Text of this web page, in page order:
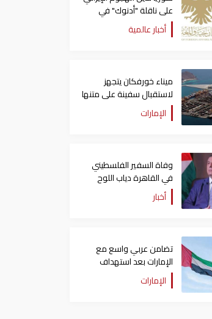
على ناقلة "أدنوك" في
مضيق هرمز ‏
أخبار عالمية
ميناء خورفكان يتجهز
لاستقبال سفينة على متنها
6068 سيارة صينيةالإمارات
وفاة السفير الفلسطيني
في القاهرة دياب اللوح
أخبار
تضامن عربي واسع مع
الإمارات بعد استهداف
ناقلة في مضيق هرمز
الإمارات